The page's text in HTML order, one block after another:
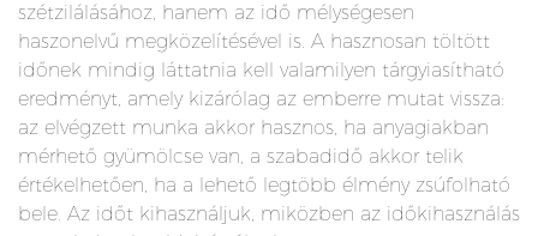
szétzilálásához, hanem az idő mélységesen
haszonelvű megközelítésével is. A hasznosan töltött
időnek mindig láttatnia kell valamilyen tárgyiasítható
eredményt, amely kizárólag az emberre mutat vissza:
az elvégzett munka akkor hasznos, ha anyagiakban
mérhető gyümölcse van, a szabadidő akkor telik
értékelhetően, ha a lehető legtöbb élmény zsúfolható
bele. Az időt kihasználjuk, miközben az időkihasználás